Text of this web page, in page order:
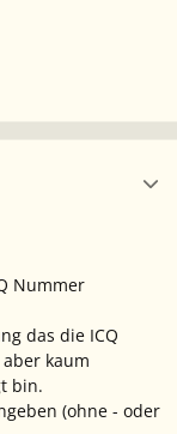
Nummer
das die ICQ
kaum
bin.
(ohne - oder